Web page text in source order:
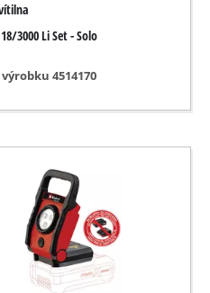
Zahradní čerpadla
Čerpadla na
Hlubinná
Domácí vodárny
Benzínová
18/3000 Li Set - Solo
4514170